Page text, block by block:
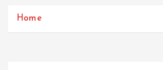
Home